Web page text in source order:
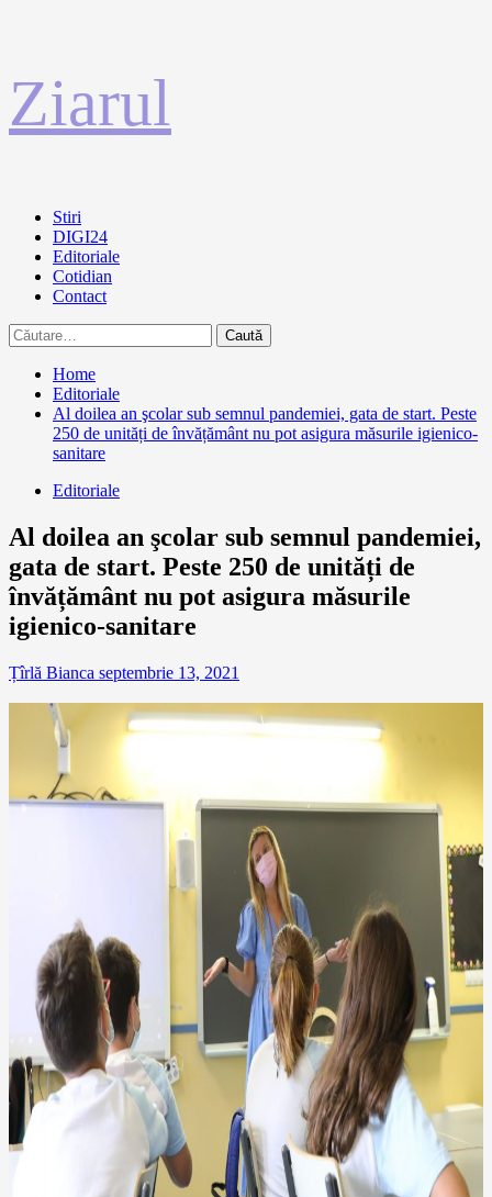
la
conținut
Ziarul
Primary
Menu
Stiri
DIGI24
Editoriale
Cotidian
Contact
Caută
după:
Home
Editoriale
Al doilea an şcolar sub semnul pandemiei, gata de start. Peste
250 de unități de învățământ nu pot asigura măsurile igienico-
sanitare
Editoriale
Al doilea an şcolar sub semnul pandemiei,
gata de start. Peste 250 de unități de
învățământ nu pot asigura măsurile
igienico-sanitare
Țîrlă Bianca septembrie 13, 2021